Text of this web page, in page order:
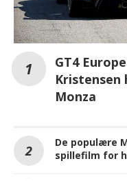
GT4
Monza
De populære
spillefilm for